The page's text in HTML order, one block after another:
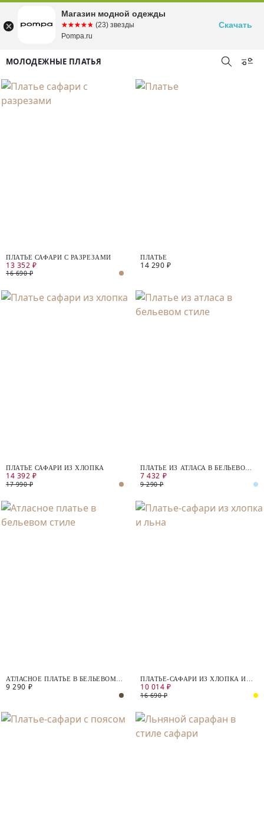
МОЛОДЕЖНЫЕ ПЛАТЬЯ
ПЛАТЬЕ САФАРИ С РАЗРЕЗАМИ
13 352 ₽
16 690 ₽
ПЛАТЬЕ
14 290 ₽
ПЛАТЬЕ САФАРИ ИЗ ХЛОПКА
14 392 ₽
17 990 ₽
ПЛАТЬЕ ИЗ АТЛАСА В БЕЛЬЕВОМ
СТИЛЕ
7 432 ₽
9 290 ₽
АТЛАСНОЕ ПЛАТЬЕ В БЕЛЬЕВОМ
СТИЛЕ
9 290 ₽
ПЛАТЬЕ-САФАРИ ИЗ ХЛОПКА И
ЛЬНА
10 014 ₽
16 690 ₽
Магазин модной одежды
☆☆☆☆☆
★★★★★ (23) звезды
Pompa.ru
Скачать